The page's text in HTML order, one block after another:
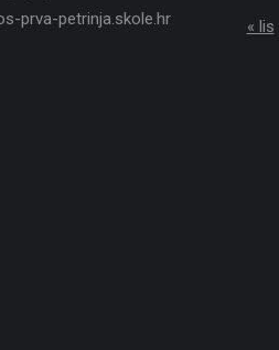
prva-petrinja.skole.hr
« lis